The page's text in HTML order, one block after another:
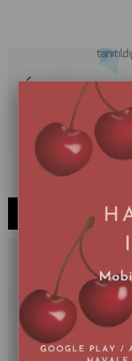
076 - X
SIRALAMA